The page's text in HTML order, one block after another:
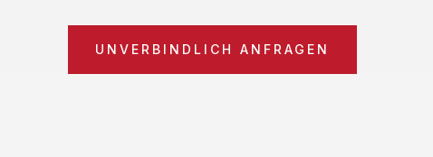
UNVERBINDLICH ANFRAGEN